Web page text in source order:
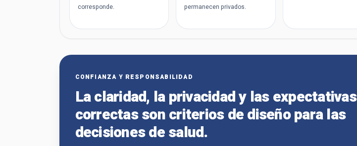
corresponde.
permanecen privados.
CONFIANZA Y RESPONSABILIDAD
La claridad, la privacidad y las expectativas
correctas son criterios de diseño para las
decisiones de salud.